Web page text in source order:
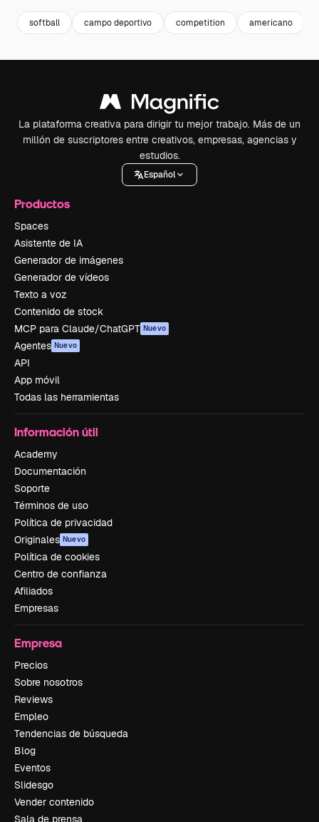
softball campo deportivo competition americano
La plataforma creativa para dirigir tu mejor trabajo. Más de un
millón de suscriptores entre creativos, empresas, agencias y
estudios.
Español
Productos
Spaces
Asistente de IA
Generador de imágenes
Generador de vídeos
Texto a voz
Contenido de stock
MCP para Claude/ChatGPT Nuevo
Agentes Nuevo
API
App móvil
Todas las herramientas
Información útil
Academy
Documentación
Soporte
Términos de uso
Política de privacidad
Originales Nuevo
Política de cookies
Centro de confianza
Afiliados
Empresas
Empresa
Precios
Sobre nosotros
Reviews
Empleo
Tendencias de búsqueda
Blog
Eventos
Slidesgo
Vender contenido
Sala de prensa